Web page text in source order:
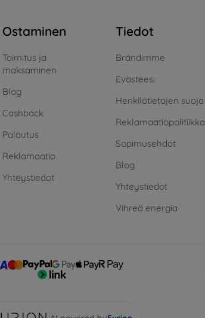
Ostaminen
Toimitus ja
maksaminen
Blog
Cashback
Palautus
Reklamaatio
Yhteystiedot
Tiedot
Brändimme
Evästeesi
Henkilötietojen suoja
Reklamaatiopolitiikka
Sopimusehdot
Blog
Yhteystiedot
Vihreä energia